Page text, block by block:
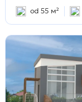
od 55 м²